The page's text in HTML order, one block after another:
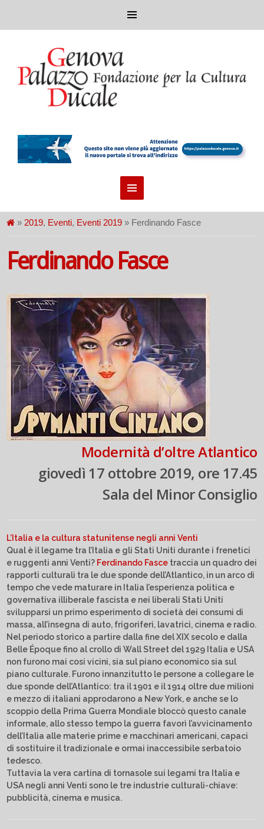
» 2019, Eventi, Eventi 2019 » Ferdinando Fasce
Ferdinando Fasce
Modernità d’oltre Atlantico
giovedì 17 ottobre 2019, ore 17.45
Sala del Minor Consiglio
L’Italia e la cultura statunitense negli anni Venti
Qual è il legame tra l’Italia e gli Stati Uniti durante i frenetici
e ruggenti anni Venti? Ferdinando Fasce traccia un quadro dei
rapporti culturali tra le due sponde dell’Atlantico, in un arco di
tempo che vede maturare in Italia l’esperienza politica e
governativa illiberale fascista e nei liberali Stati Uniti
svilupparsi un primo esperimento di società dei consumi di
massa, all’insegna di auto, frigoriferi, lavatrici, cinema e radio.
Nel periodo storico a partire dalla fine del XIX secolo e dalla
Belle Époque fino al crollo di Wall Street del 1929 Italia e USA
non furono mai cosi vicini, sia sul piano economico sia sul
piano culturale. Furono innanzitutto le persone a collegare le
due sponde dell’Atlantico: tra il 1901 e il 1914 oltre due milioni
e mezzo di italiani approdarono a New York, e anche se lo
scoppio della Prima Guerra Mondiale bloccò questo canale
informale, allo stesso tempo la guerra favorì l’avvicinamento
dell’Italia alle materie prime e macchinari americani, capaci
di sostituire il tradizionale e ormai inaccessibile serbatoio
tedesco.
Tuttavia la vera cartina di tornasole sui legami tra Italia e
USA negli anni Venti sono le tre industrie culturali-chiave:
pubblicità, cinema e musica.